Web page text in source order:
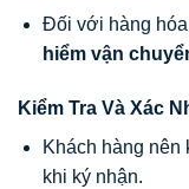
Đối với hàng hóa
hiểm vận
Kiểm Tra Và Xác
Khách hàng nên
khi ký nhận.